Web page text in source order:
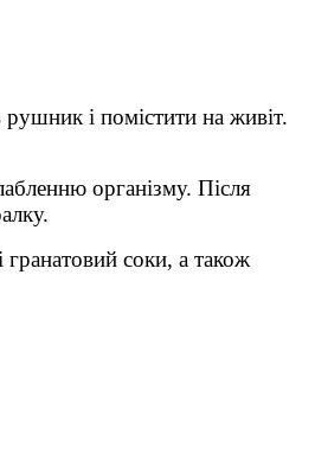
і помістити на живіт.
організму. Після
соки, а також